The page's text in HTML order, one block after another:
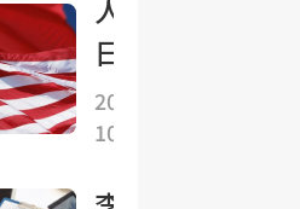
新
高，
銅、
里程
總體
持續
增長
免稅
人民
日報
鐘
聲：
2025-
10-27